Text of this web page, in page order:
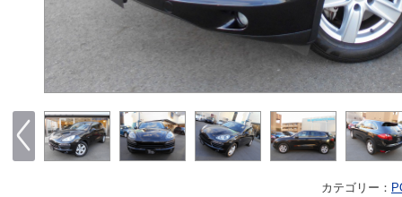
カテゴリー：